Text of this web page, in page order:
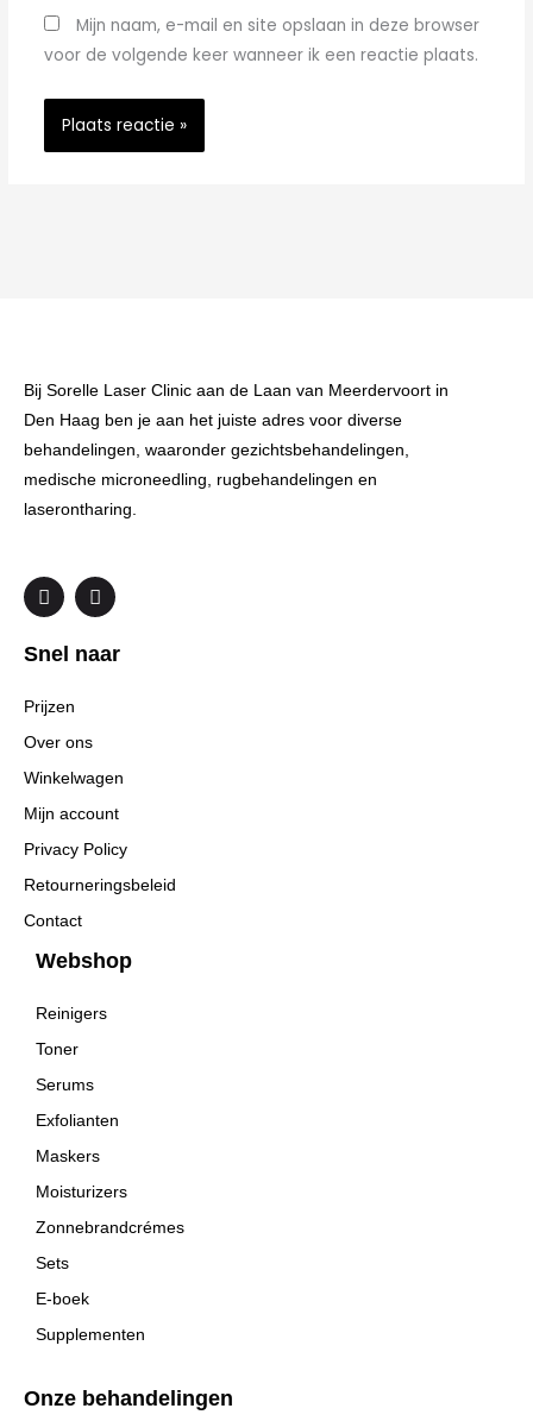
Mijn naam, e-mail en site opslaan in deze browser
voor de volgende keer wanneer ik een reactie plaats.
Bij Sorelle Laser Clinic aan de Laan van Meerdervoort in
Den Haag ben je aan het juiste adres voor diverse
behandelingen, waaronder gezichtsbehandelingen,
medische microneedling, rugbehandelingen en
laserontharing.
F
a
c
e
b
o
I
n
s
t
a
Snel naar
Prijzen
Over ons
Winkelwagen
Mijn account
Privacy Policy
Retourneringsbeleid
Contact
Webshop
Reinigers
Toner
Serums
Exfolianten
Maskers
Moisturizers
Zonnebrandcrémes
Sets
E-boek
Supplementen
Onze behandelingen